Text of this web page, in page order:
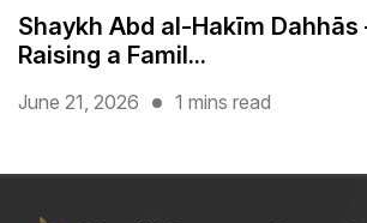
Shaykh Abd al-Hakīm Dahhās
Raising a Famil...
June 21, 2026 1 mins read